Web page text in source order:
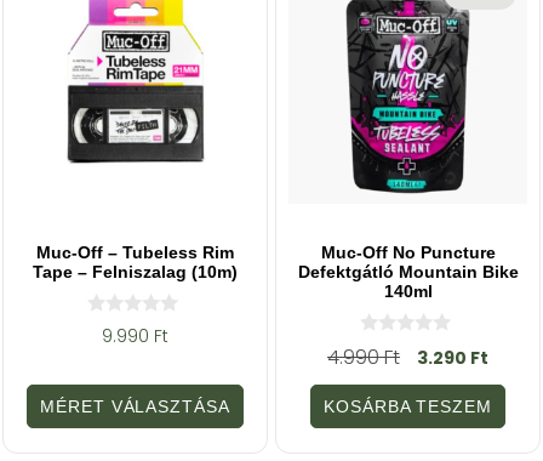
Muc-Off – Tubeless Rim
Tape – Felniszalag (10m)
-
b
ő
9.990 Ft
MÉRET VÁLASZTÁSA
Muc-Off No Puncture
Defektgátló Mountain Bike
140ml
0
a
z
5
-
b
ő
4.990Ft 3.290 Ft
KOSÁRBA TESZEM